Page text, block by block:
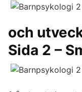
och
Sida 2 –